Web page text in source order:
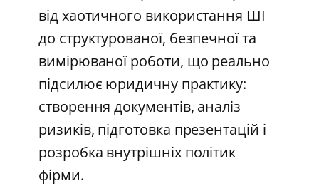
від хаотичного використання ШІ
до структурованої, безпечної та
вимірюваної роботи, що реально
підсилює юридичну практику:
створення документів, аналіз
ризиків, підготовка презентацій і
розробка внутрішніх політик
фірми.